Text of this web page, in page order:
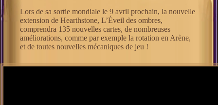
Lors de sa sortie mondiale le 9 avril prochain, la nouvelle
extension de Hearthstone, L’Éveil des ombres,
comprendra 135 nouvelles cartes, de nombreuses
améliorations, comme par exemple la rotation en Arène,
et de toutes nouvelles mécaniques de jeu !